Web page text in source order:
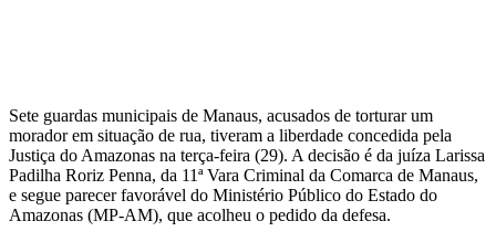
Sete guardas municipais de Manaus, acusados de torturar um
morador em situação de rua, tiveram a liberdade concedida pela
Justiça do Amazonas na terça-feira (29). A decisão é da juíza Larissa
Padilha Roriz Penna, da 11ª Vara Criminal da Comarca de Manaus,
e segue parecer favorável do Ministério Público do Estado do
Amazonas (MP-AM), que acolheu o pedido da defesa.